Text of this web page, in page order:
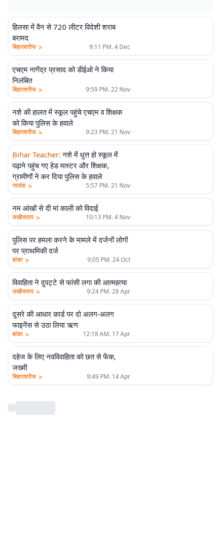
हिलसा में वैन से 720 लीटर विदेशी शराब
बरामद
बिहारशरीफ > 9:11 PM. 4 Dec
एचएम नागेंद्र प्रसाद को डीईओ ने किया
निलंबित
बिहारशरीफ > 9:59 PM. 22 Nov
नशे की हालत में स्कूल पहुंचे एचएम व शिक्षक
को किया पुलिस के हवाले
बिहारशरीफ > 9:23 PM. 21 Nov
Bihar Teacher: नशे में धुत्त हो स्कूल में
पढ़ाने पहुंच गए हेड मास्टर और शिक्षक,
ग्रामीणों ने कर दिया पुलिस के हवाले
नालंदा > 5:57 PM. 21 Nov
नम आंखों से दी मां काली को विदाई
लखीसराय > 10:13 PM. 4 Nov
पुलिस पर हमला करने के मामले में दर्जनों लोगों
पर प्राथमिकी दर्ज
बांका > 9:05 PM. 24 Oct
विवाहिता ने दुपट्टे से फांसी लगा की आत्महत्या
लखीसराय > 9:24 PM. 28 Apr
दूसरे की आधार कार्ड पर दो अलग-अलग
फाइनेंस से उठा लिया ऋण
बांका > 12:18 AM. 17 Apr
दहेज के लिए नवविवाहिता को छत से फेंक,
जख्मी
बिहारशरीफ > 9:49 PM. 14 Apr